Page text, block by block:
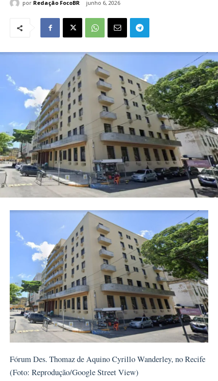
por Redação FocoBR junho 6, 2026
Fórum Des. Thomaz de Aquino Cyrillo Wanderley, no Recife
(Foto: Reprodução/Google Street View)